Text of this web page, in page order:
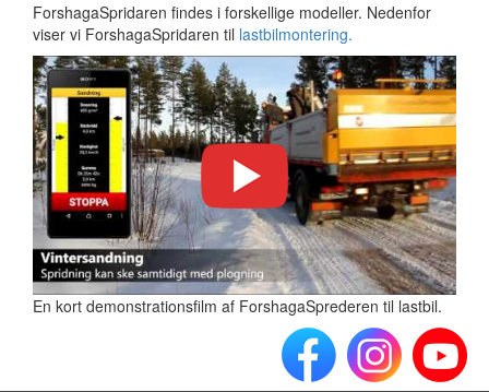
ForshagaSpridaren findes i forskellige modeller. Nedenfor
viser vi ForshagaSpridaren til lastbilmontering.
En kort demonstrationsfilm af ForshagaSprederen til lastbil.